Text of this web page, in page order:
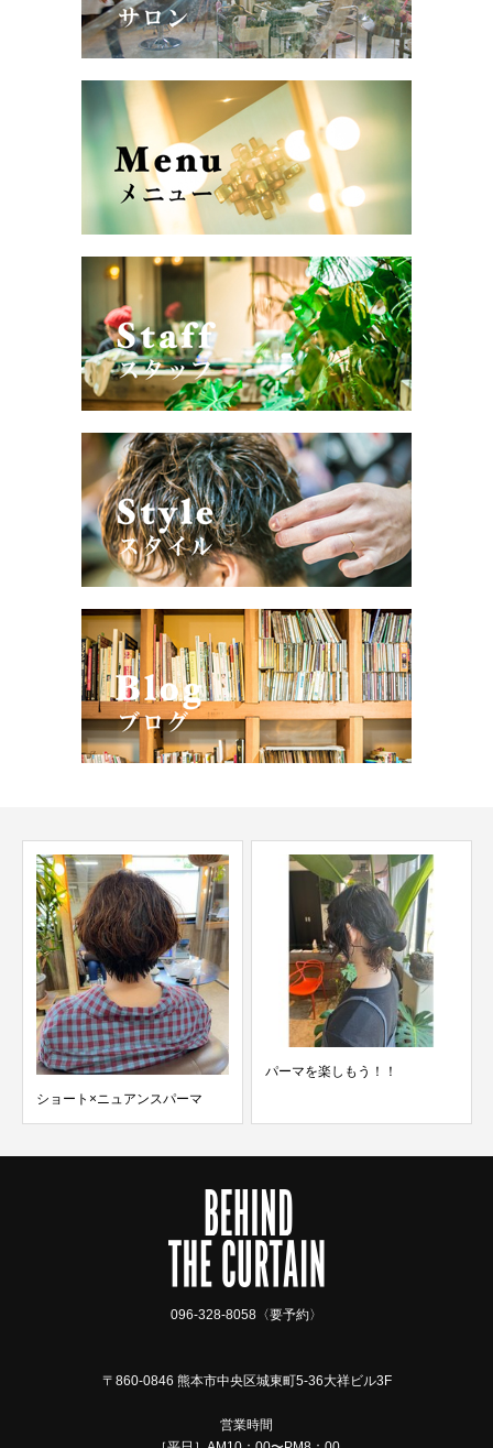
ショート×ニュアンスパーマ
パーマを楽しもう！！
096-328-8058〈要予約〉
〒860-0846 熊本市中央区城東町5-36大祥ビル3F
営業時間